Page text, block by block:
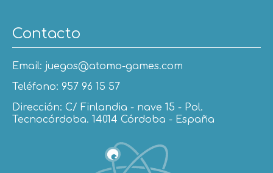
Contacto
Email: juegos@atomo-games.com
Teléfono: 957 96 15 57
Dirección: C/ Finlandia - nave 15 - Pol.
Tecnocórdoba. 14014 Córdoba - España